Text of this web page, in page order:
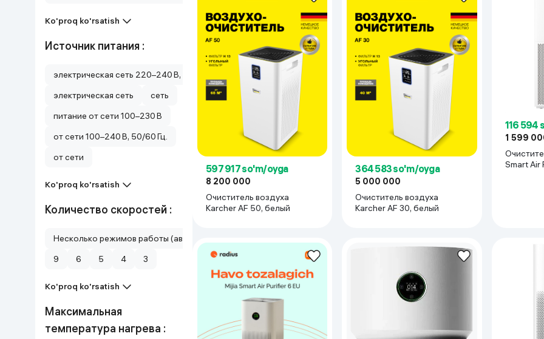
Ko'proq ko'rsatish
Источник питания :
электрическая сеть 220–240 В, 50/60 Гц.
электрическая сеть
сеть
питание от сети 100–230 В
от сети 100–240 В, 50/60 Гц.
от сети
Ko'proq ko'rsatish
Количество скоростей :
Несколько режимов работы (авто / ручной)
9
6 5 4 3
Ko'proq ko'rsatish
Максимальная
температура нагрева :
597 917 so'm/oyga
8 200 000
Очиститель воздуха
Karcher AF 50, белый
364 583 so'm/oyga
5 000 000
Очиститель воздуха
Karcher AF 30, белый
116 594
1 599
Smart Air